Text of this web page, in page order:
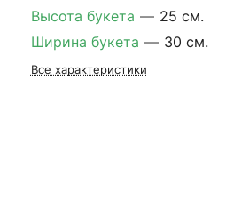
Высота букета — 25 см.
Ширина букета — 30 см.
Все характеристики